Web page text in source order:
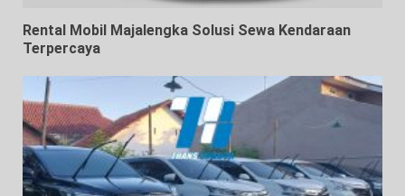
Rental Mobil Majalengka Solusi Sewa Kendaraan
Terpercaya